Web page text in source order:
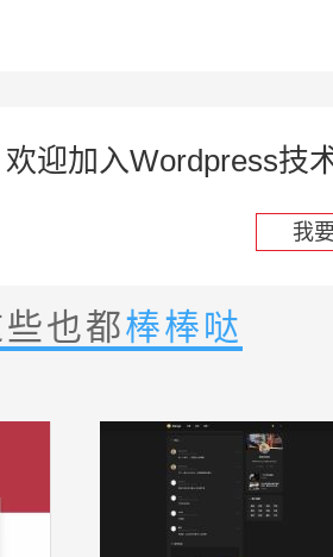
欢迎加入Wordpress技
我
也都棒棒哒